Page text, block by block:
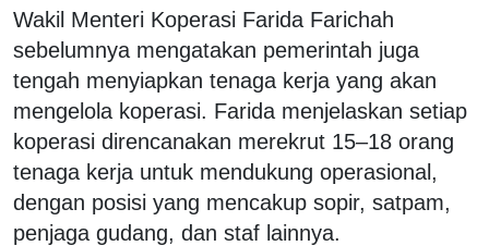
Wakil Menteri Koperasi Farida Farichah
sebelumnya mengatakan pemerintah juga
tengah menyiapkan tenaga kerja yang akan
mengelola koperasi. Farida menjelaskan setiap
koperasi direncanakan merekrut 15–18 orang
tenaga kerja untuk mendukung operasional,
dengan posisi yang mencakup sopir, satpam,
penjaga gudang, dan staf lainnya.